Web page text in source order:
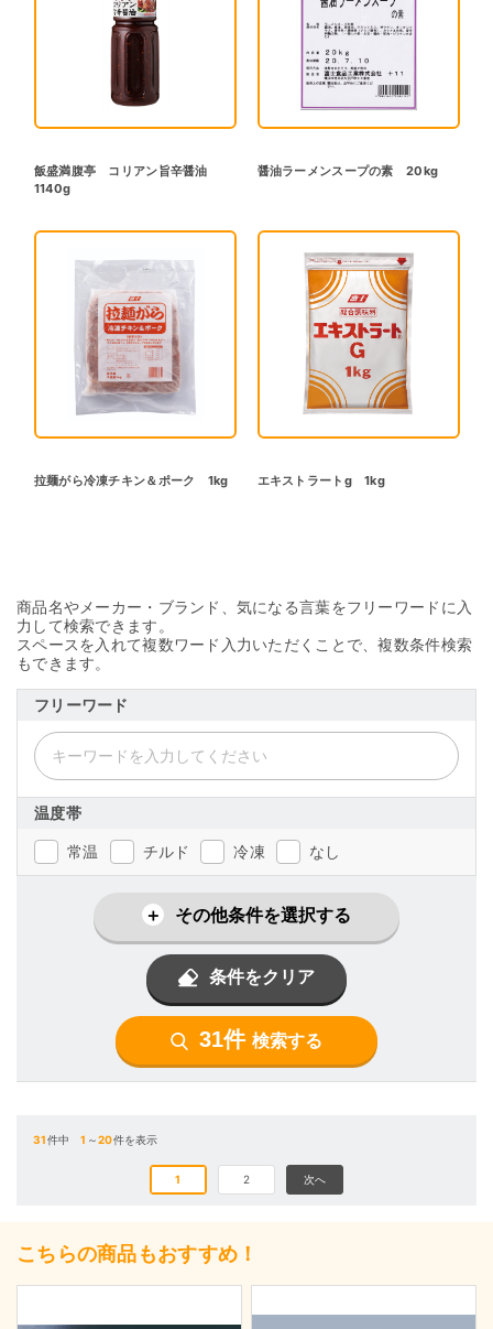
飯盛満腹亭 コリアン旨辛醤油
1140g
醤油ラーメンスープの素 20kg
拉麺がら冷凍チキン＆ポーク 1kg エキストラートg 1kg
商品名やメーカー・ブランド、気になる言葉をフリーワードに入
力して検索できます。
スペースを入れて複数ワード入力いただくことで、複数条件検索
もできます。
フリーワード
温度帯
常温 チルド 冷凍 なし
その他条件を選択する
条件をクリア
31件 検索する
31件中1 ～20件を表示
1 2 次へ
こちらの商品もおすすめ！